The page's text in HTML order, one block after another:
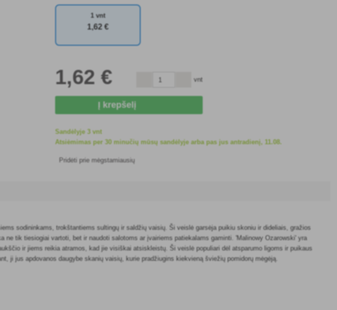
1 vnt
1,62 €
1,62 € vnt
Į krepšelį
Sandėlyje 3 vnt
Atsiėmimas per 30 minučių mūsų sandėlyje arba pas jus antradienį, 11.08.
Pridėti prie mėgstamiausių
sodininkams, trokštantiems sultingų ir saldžių vaisių. Ši veislė garsėja puikiu skoniu ir dideliais, gražios
ne tik tiesiogiai vartoti, bet ir naudoti salotoms ar įvairiems patiekalams gaminti. 'Malinowy Ozarowski' yra
ir jiems reikia atramos, kad jie visiškai atsiskleistų. Ši veislė populiari dėl atsparumo ligoms ir puikaus
ji jus apdovanos daugybe skanių vaisių, kurie pradžiugins kiekvieną šviežių pomidorų mėgėją.